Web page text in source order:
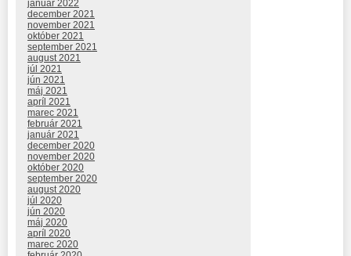
január 2022
december 2021
november 2021
október 2021
september 2021
august 2021
júl 2021
jún 2021
máj 2021
apríl 2021
marec 2021
február 2021
január 2021
december 2020
november 2020
október 2020
september 2020
august 2020
júl 2020
jún 2020
máj 2020
apríl 2020
marec 2020